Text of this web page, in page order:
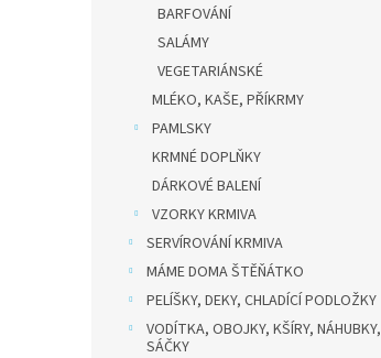
BARFOVÁNÍ
SALÁMY
VEGETARIÁNSKÉ
MLÉKO, KAŠE, PŘÍKRMY
PAMLSKY
KRMNÉ DOPLŇKY
DÁRKOVÉ BALENÍ
VZORKY KRMIVA
SERVÍROVÁNÍ KRMIVA
MÁME DOMA ŠTĚŇÁTKO
PELÍŠKY, DEKY, CHLADÍCÍ PODLOŽKY
VODÍTKA, OBOJKY, KŠÍRY, NÁHUBKY,
SÁČKY